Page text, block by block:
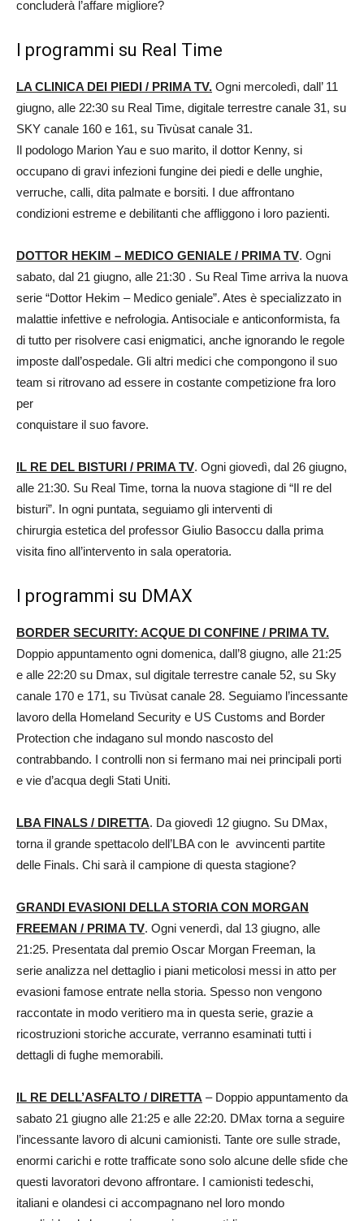
concluderà l’affare migliore?
I programmi su Real Time
LA CLINICA DEI PIEDI / PRIMA TV. Ogni mercoledì, dall’ 11
giugno, alle 22:30 su Real Time, digitale terrestre canale 31, su
SKY canale 160 e 161, su Tivùsat canale 31.
Il podologo Marion Yau e suo marito, il dottor Kenny, si
occupano di gravi infezioni fungine dei piedi e delle unghie,
verruche, calli, dita palmate e borsiti. I due affrontano
condizioni estreme e debilitanti che affliggono i loro pazienti.
DOTTOR HEKIM – MEDICO GENIALE / PRIMA TV. Ogni
sabato, dal 21 giugno, alle 21:30 . Su Real Time arriva la nuova
serie “Dottor Hekim – Medico geniale”. Ates è specializzato in
malattie infettive e nefrologia. Antisociale e anticonformista, fa
di tutto per risolvere casi enigmatici, anche ignorando le regole
imposte dall’ospedale. Gli altri medici che compongono il suo
team si ritrovano ad essere in costante competizione fra loro
per
conquistare il suo favore.
IL RE DEL BISTURI / PRIMA TV. Ogni giovedì, dal 26 giugno,
alle 21:30. Su Real Time, torna la nuova stagione di “Il re del
bisturi”. In ogni puntata, seguiamo gli interventi di
chirurgia estetica del professor Giulio Basoccu dalla prima
visita fino all’intervento in sala operatoria.
I programmi su DMAX
BORDER SECURITY: ACQUE DI CONFINE / PRIMA TV.
Doppio appuntamento ogni domenica, dall’8 giugno, alle 21:25
e alle 22:20 su Dmax, sul digitale terrestre canale 52, su Sky
canale 170 e 171, su Tivùsat canale 28. Seguiamo l’incessante
lavoro della Homeland Security e US Customs and Border
Protection che indagano sul mondo nascosto del
contrabbando. I controlli non si fermano mai nei principali porti
e vie d’acqua degli Stati Uniti.
LBA FINALS / DIRETTA. Da giovedì 12 giugno. Su DMax,
torna il grande spettacolo dell’LBA con le avvincenti partite
delle Finals. Chi sarà il campione di questa stagione?
GRANDI EVASIONI DELLA STORIA CON MORGAN
FREEMAN / PRIMA TV. Ogni venerdì, dal 13 giugno, alle
21:25. Presentata dal premio Oscar Morgan Freeman, la
serie analizza nel dettaglio i piani meticolosi messi in atto per
evasioni famose entrate nella storia. Spesso non vengono
raccontate in modo veritiero ma in questa serie, grazie a
ricostruzioni storiche accurate, verranno esaminati tutti i
dettagli di fughe memorabili.
IL RE DELL’ASFALTO / DIRETTA – Doppio appuntamento da
sabato 21 giugno alle 21:25 e alle 22:20. DMax torna a seguire
l’incessante lavoro di alcuni camionisti. Tante ore sulle strade,
enormi carichi e rotte trafficate sono solo alcune delle sfide che
questi lavoratori devono affrontare. I camionisti tedeschi,
italiani e olandesi ci accompagnano nel loro mondo